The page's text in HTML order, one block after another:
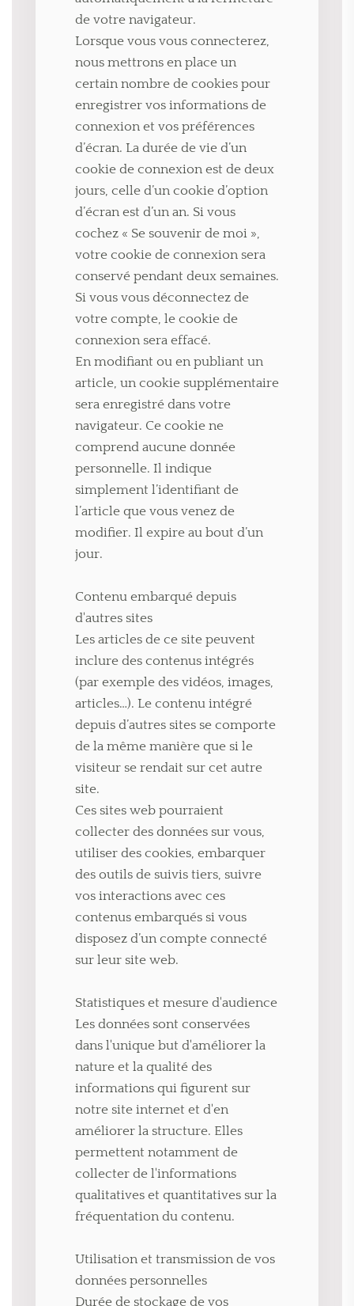
de votre navigateur.
Lorsque vous vous connecterez,
nous mettrons en place un
certain nombre de cookies pour
enregistrer vos informations de
connexion et vos préférences
d’écran. La durée de vie d’un
cookie de connexion est de deux
jours, celle d’un cookie d’option
d’écran est d’un an. Si vous
cochez « Se souvenir de moi »,
votre cookie de connexion sera
conservé pendant deux semaines.
Si vous vous déconnectez de
votre compte, le cookie de
connexion sera effacé.
En modifiant ou en publiant un
article, un cookie supplémentaire
sera enregistré dans votre
navigateur. Ce cookie ne
comprend aucune donnée
personnelle. Il indique
simplement l’identifiant de
l’article que vous venez de
modifier. Il expire au bout d’un
jour.
Contenu embarqué depuis
d'autres sites
Les articles de ce site peuvent
inclure des contenus intégrés
(par exemple des vidéos, images,
articles…). Le contenu intégré
depuis d’autres sites se comporte
de la même manière que si le
visiteur se rendait sur cet autre
site.
Ces sites web pourraient
collecter des données sur vous,
utiliser des cookies, embarquer
des outils de suivis tiers, suivre
vos interactions avec ces
contenus embarqués si vous
disposez d’un compte connecté
sur leur site web.
Statistiques et mesure d'audience
Les données sont conservées
dans l'unique but d'améliorer la
nature et la qualité des
informations qui figurent sur
notre site internet et d'en
améliorer la structure. Elles
permettent notamment de
collecter de l'informations
qualitatives et quantitatives sur la
fréquentation du contenu.
Utilisation et transmission de vos
données personnelles
Durée de stockage de vos